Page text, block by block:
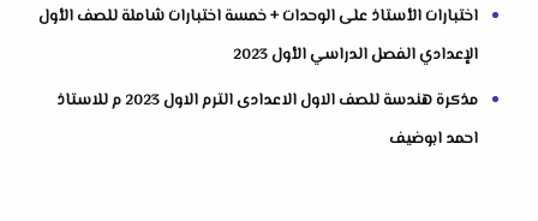
اختبارات الأستاذ على الوحدات + خمسة اختبارات شاملة للصف الأول
الإعدادي الفصل الدراسي الأول 2023
مذكرة هندسة للصف الاول الاعدادى الترم الاول 2023 م للاستاذ
احمد ابوضيف